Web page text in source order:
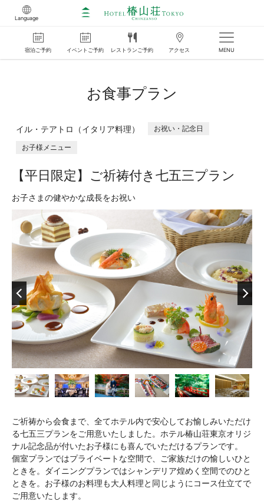
Language
宿泊ご予約 イベント ご予約 レストラン ご予約 アクセス MENU
お食事プラン
イル・テアトロ（イタリア料理） お祝い・記念日
お子様メニュー
【平日限定】ご祈祷付き七五三プラン
お子さまの健やかな成長をお祝い
ご祈祷から会食まで、全てホテル内で安心してお愉しみいただけ
る七五三プランをご用意いたしました。ホテル椿山荘東京オリジ
ナル記念品が付いたお子様にも喜んでいただけるプランです。
個室プランではプライベートな空間で、ご家族だけの愉しいひと
ときを。ダイニングプランではシャンデリア煌めく空間でのひと
ときを。お子様のお料理も大人料理と同じようにコース仕立てで
ご用意いたします。